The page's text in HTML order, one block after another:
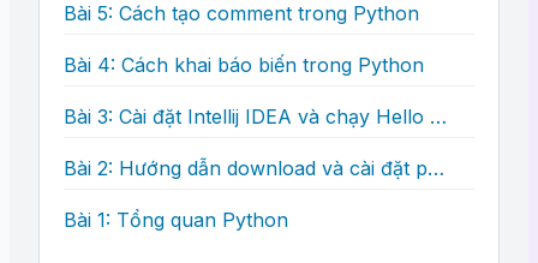
Bài 5: Cách tạo comment trong Python
Bài 4: Cách khai báo biến trong Python
Bài 3: Cài đặt Intellij IDEA và chạy Hello World trong Python
Bài 2: Hướng dẫn download và cài đặt python trên Windows
Bài 1: Tổng quan Python